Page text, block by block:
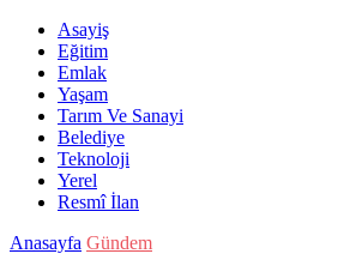
Asayiş
Eğitim
Emlak
Yaşam
Tarım Ve Sanayi
Belediye
Teknoloji
Yerel
Resmî İlan
Anasayfa Gündem